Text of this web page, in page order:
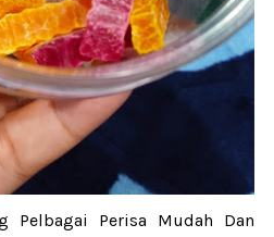
Pelbagai Perisa Mudah Dan